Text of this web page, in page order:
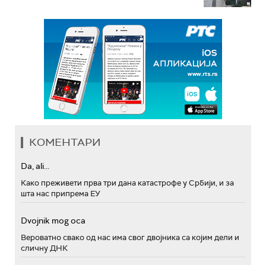
КОМЕНТАРИ
Da, ali...
Како преживети прва три дана катастрофе у Србији, и за
шта нас припрема ЕУ
Dvojnik mog oca
Вероватно свако од нас има свог двојника са којим дели и
сличну ДНК